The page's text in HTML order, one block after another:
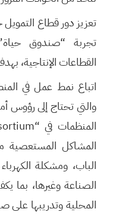
تعزيز دور قطاع التمويل
تجربة “صندوق
القطاعات الإنتاجية،
اتباع نمط عمل في
والتي تحتاج إلى رؤوس
المشاكل المستعصية
الباب، ومشكلة
الصناعة وغيرها، بما
المحلية وتدريبها